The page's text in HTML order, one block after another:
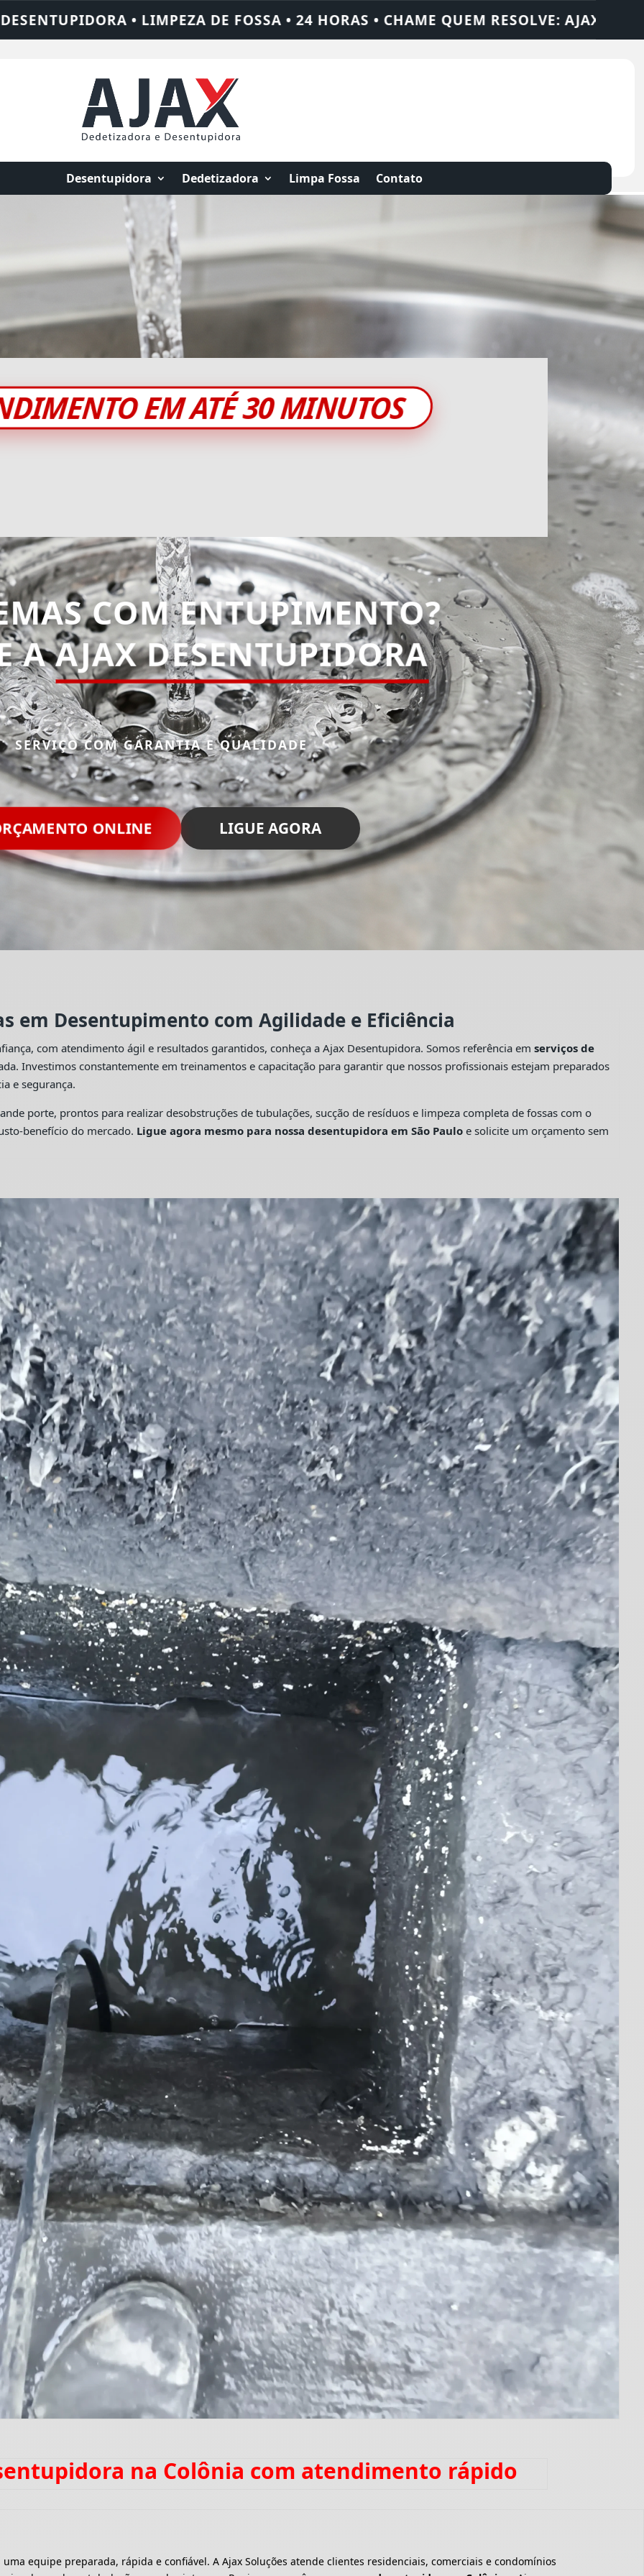
• CHAME QUEM RESOLVE: AJAX SOLUÇÕES DEDETIZADORA •
Desentupidora Dedetizadora Limpa Fossa Contato
EM ATÉ 30 MINUTOS
COM ENTUPIMENTO?
AAJAX DESENTUPIDORA
SERVIÇO COM GARANTIA E QUALIDADE
ONLINE LIGUE AGORA
em Desentupimento com Agilidade e Eficiência
com atendimento ágil e resultados garantidos, conheça a Ajax Desentupidora. Somos referência em serviços de
Investimos constantemente em treinamentos e capacitação para garantir que nossos profissionais estejam preparados
e segurança.
porte, prontos para realizar desobstruções de tubulações, sucção de resíduos e limpeza completa de fossas com o
benefício do mercado. Ligue agora mesmo para nossa desentupidora em São Pauloe solicite um orçamento sem
na Colônia com atendimento rápido
equipe preparada, rápida e confiável. A Ajax Soluções atende clientes residenciais, comerciais e condomínios